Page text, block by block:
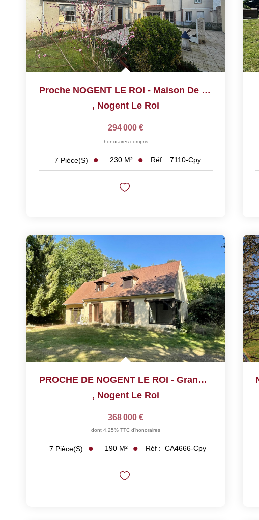
Proche NOGENT LE ROI - Maison De 230 M²
, Nogent Le Roi
294 000 €
honoraires compris
7 Pièce(s) 230 M² Réf : 7110-Cpy
PROCHE DE NOGENT LE ROI - Grande Maison De 7 Pièces Sur...
, Nogent Le Roi
368 000 €
dont 4,25% TTC d'honoraires
7 Pièce(s) 190 M² Réf : CA4666-Cpy